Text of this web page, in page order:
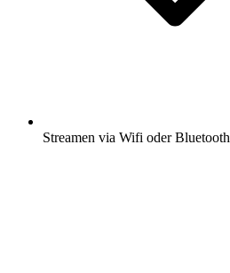
Streamen via Wifi oder Bluetooth